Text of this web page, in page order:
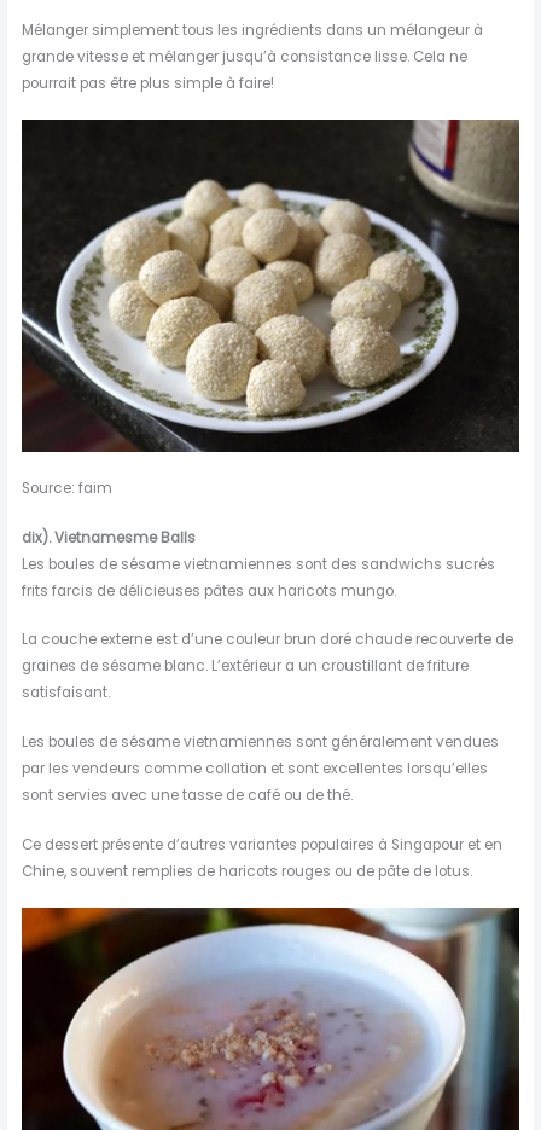
Mélanger simplement tous les ingrédients dans un mélangeur à
grande vitesse et mélanger jusqu’à consistance lisse. Cela ne
pourrait pas être plus simple à faire!
Source: faim
dix). Vietnamesme Balls
Les boules de sésame vietnamiennes sont des sandwichs sucrés
frits farcis de délicieuses pâtes aux haricots mungo.
La couche externe est d’une couleur brun doré chaude recouverte de
graines de sésame blanc. L’extérieur a un croustillant de friture
satisfaisant.
Les boules de sésame vietnamiennes sont généralement vendues
par les vendeurs comme collation et sont excellentes lorsqu’elles
sont servies avec une tasse de café ou de thé.
Ce dessert présente d’autres variantes populaires à Singapour et en
Chine, souvent remplies de haricots rouges ou de pâte de lotus.